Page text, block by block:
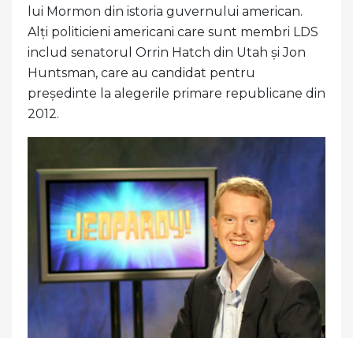
lui Mormon din istoria guvernului american.
Alți politicieni americani care sunt membri LDS
includ senatorul Orrin Hatch din Utah și Jon
Huntsman, care au candidat pentru
președinte la alegerile primare republicane din
2012.